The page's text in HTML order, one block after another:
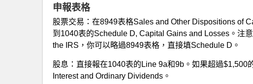
申報表格
股票交易：在8949表格Sales and Other Dispositions of
到1040表的Schedule D, Capital Gains and Losses。注
the IRS，你可以略過8949表格，直接填Schedule D。
股息：直接報在1040表的Line 9a和9b。如果超過$1,500
Interest and Ordinary Dividends。